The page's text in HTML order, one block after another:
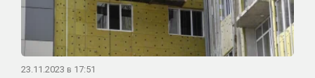
23.11.2023 в 17:51